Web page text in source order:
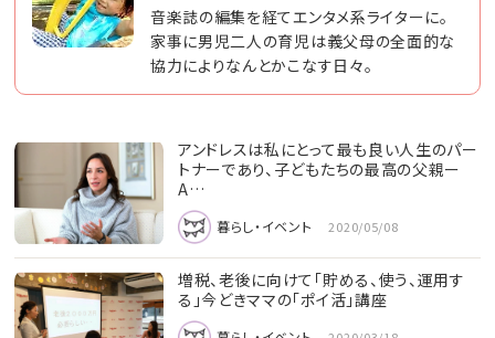
音楽誌の編集を経てエンタメ系ライターに。
家事に男児二人の育児は義父母の全面的な
協力によりなんとかこなす日々。
アンドレスは私にとって最も良い人生のパー
トナーであり、子どもたちの最高の父親ー
A…
暮らし・イベント 2020/05/08
増税、老後に向けて「貯める、使う、運用す
る」今どきママの「ポイ活」講座